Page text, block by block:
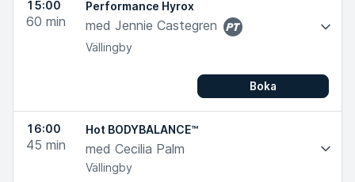
15:00
60 min
Performance Hyrox
med Jennie Castegren
Vällingby
Boka
16:00
45 min
Hot BODYBALANCE™
med Cecilia Palm
Vällingby